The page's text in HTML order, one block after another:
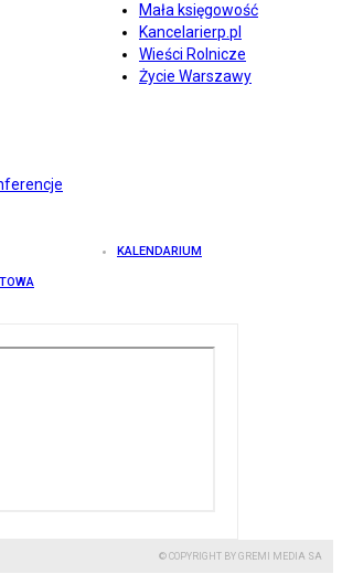
Mała księgowość
Kancelarierp.pl
Wieści Rolnicze
Życie Warszawy
KALENDARIUM
© COPYRIGHT BY GREMI MEDIA SA